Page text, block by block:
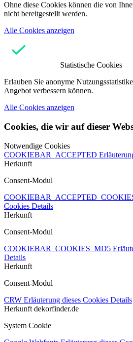
Ohne diese Cookies können die von
nicht bereitgestellt werden.
Alle Cookies anzeigen
Statistische Cookies
Erlauben Sie anonyme
Angebot verbessern können.
Alle Cookies anzeigen
Cookies, die wir auf dieser
Notwendige Cookies
COOKIEBAR_ACCEPTED
Herkunft
Consent-Modul
Cookies Details
Herkunft
Consent-Modul
COOKIEBAR_COOKIES_MD5
Details
Herkunft
Consent-Modul
CRW Erläuterung dieses Cookies Details
Herkunft dekorfinder.de
System Cookie